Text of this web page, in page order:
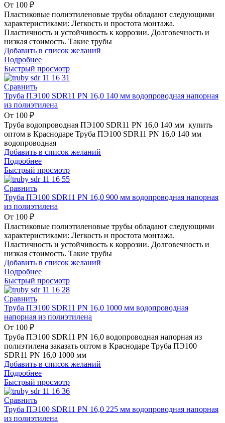
От 100 ₽
Пластиковые полиэтиленовые трубы обладают следующими
характеристиками: Легкость и простота монтажа.
Пластичность и устойчивость к коррозии. Долговечность и
низкая стоимость. Такие трубы
Добавить в список желаний
Подробнее
Быстрый просмотр
Сравнить
Труба ПЭ100 SDR11 PN 16,0 140 мм водопроводная напорная
из полиэтилена
От 100 ₽
Труба водопроводная ПЭ100 SDR11 PN 16,0 140 мм купить
оптом в Краснодаре Труба ПЭ100 SDR11 PN 16,0 140 мм
водопроводная
Добавить в список желаний
Подробнее
Быстрый просмотр
Сравнить
Труба ПЭ100 SDR11 PN 16,0 900 мм водопроводная напорная
из полиэтилена
От 100 ₽
Пластиковые полиэтиленовые трубы обладают следующими
характеристиками: Легкость и простота монтажа.
Пластичность и устойчивость к коррозии. Долговечность и
низкая стоимость. Такие трубы
Добавить в список желаний
Подробнее
Быстрый просмотр
Сравнить
Труба ПЭ100 SDR11 PN 16,0 1000 мм водопроводная
напорная из полиэтилена
От 100 ₽
Труба ПЭ100 SDR11 PN 16,0 водопроводная напорная из
полиэтилена заказать оптом в Краснодаре Труба ПЭ100
SDR11 PN 16,0 1000 мм
Добавить в список желаний
Подробнее
Быстрый просмотр
Сравнить
Труба ПЭ100 SDR11 PN 16,0 225 мм водопроводная напорная
из полиэтилена